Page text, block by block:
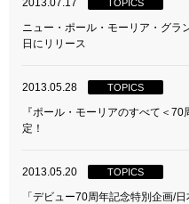
2013.07.17 TOPICS
ニュー・ポール・モーリア・グラ
日にリリース
2013.05.28 TOPICS
『ポール・モーリアのすべて＜
定！
2013.05.20 TOPICS
「デビュー70周年記念特別企画/